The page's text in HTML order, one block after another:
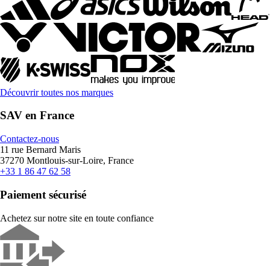
Découvrir toutes nos marques
SAV en France
Contactez-nous
11 rue Bernard Maris
37270 Montlouis-sur-Loire, France
+33 1 86 47 62 58
Paiement sécurisé
Achetez sur notre site en toute confiance